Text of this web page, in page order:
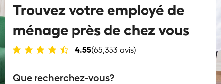
Trouvez votre employé de
ménage près de chez vous
4.55(65,353 avis)
Que recherchez-vous?